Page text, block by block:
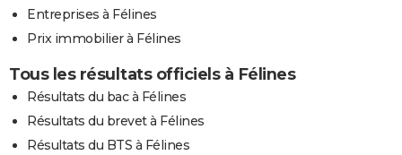
Entreprises à Félines
Prix immobilier à Félines
Tous les résultats officiels à Félines
Résultats du bac à Félines
Résultats du brevet à Félines
Résultats du BTS à Félines